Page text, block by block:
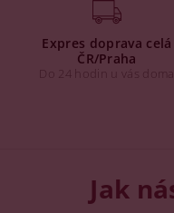
Expres doprava celá
ČR/Praha
Do 24 hodin u vás doma
Jak